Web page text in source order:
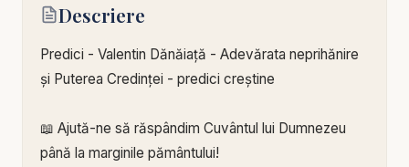
Descriere
Predici - Valentin Dănăiață - Adevărata neprihănire
și Puterea Credinței - predici creștine
📖 Ajută-ne să răspândim Cuvântul lui Dumnezeu
până la marginile pământului!